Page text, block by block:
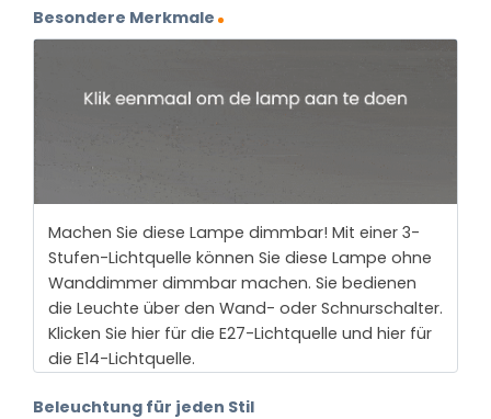
Besondere Merkmale
Machen Sie diese Lampe dimmbar! Mit einer 3-
Stufen-Lichtquelle können Sie diese Lampe ohne
Wanddimmer dimmbar machen. Sie bedienen
die Leuchte über den Wand- oder Schnurschalter.
Klicken Sie hier für die E27-Lichtquelle und hier für
die E14-Lichtquelle.
Beleuchtung für jeden Stil